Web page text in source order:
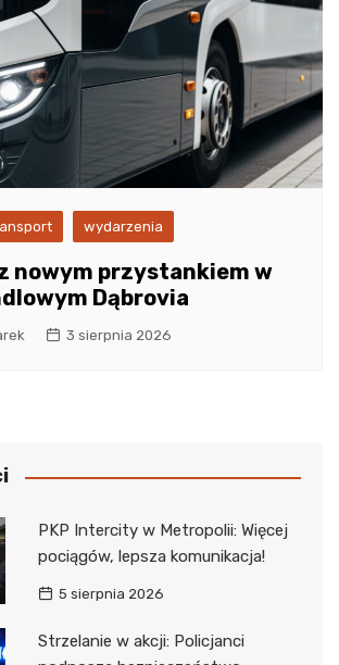
wydarzenia
nowym przystankiem w
Dąbrovia
3 sierpnia 2026
PKP Intercity w Metropolii: Więcej
pociągów, lepsza komunikacja!
5 sierpnia 2026
Strzelanie w akcji: Policjanci